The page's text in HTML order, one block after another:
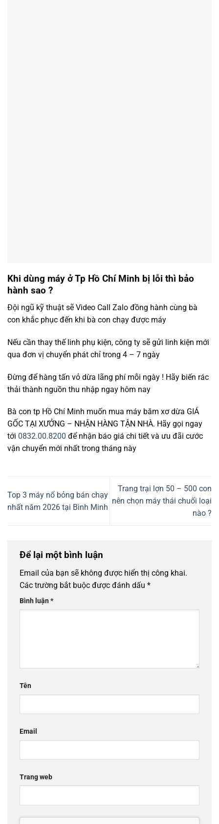
Khi dùng máy ở Tp Hồ Chí Minh bị lỗi thì bảo
hành sao ?
Đội ngũ kỹ thuật sẽ Video Call Zalo đồng hành cùng bà
con khắc phục đến khi bà con chạy được máy
Nếu cần thay thế linh phụ kiện, công ty sẽ gửi linh kiện mới
qua đơn vị chuyển phát chỉ trong 4 – 7 ngày
Đừng để hàng tấn vỏ dừa lãng phí mỗi ngày ! Hãy biến rác
thải thành nguồn thu nhập ngay hôm nay
Bà con tp Hồ Chí Minh muốn mua máy băm xơ dừa GIÁ
GỐC TẠI XƯỞNG – NHẬN HÀNG TẬN NHÀ. Hãy gọi ngay
tới 0832.00.8200 để nhận báo giá chi tiết và ưu đãi cước
vận chuyển mới nhất trong tháng này
Top 3 máy nổ bỏng bán chạy
nhất năm 2026 tại Bình Minh
Trang trại lợn 50 – 500 con
nên chọn máy thái chuối loại
nào ?
Để lại một bình luận
Email của bạn sẽ không được hiển thị công khai.
Các trường bắt buộc được đánh dấu *
Bình luận*
Tên
Email
Trang web